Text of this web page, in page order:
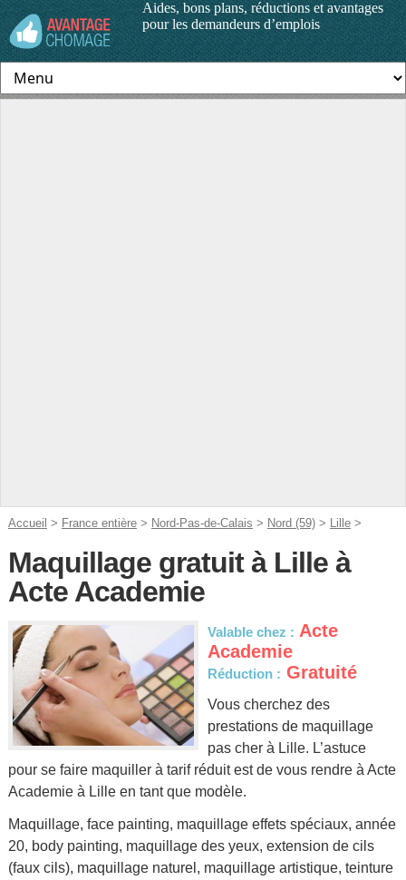
Aides, bons plans, réductions et avantages
pour les demandeurs d’emplois
Accueil > France entière> Nord-Pas-de-Calais > Nord (59)> Lille>
Maquillage gratuit à Lille à
Acte Academie
Valable chez : Acte
Academie
Réduction : Gratuité
Vous cherchez des
prestations de maquillage
pas cher à Lille. L’astuce
pour se faire maquiller à tarif réduit est de vous rendre à Acte
Academie à Lille en tant que modèle.
Maquillage, face painting, maquillage effets spéciaux, année
20, body painting, maquillage des yeux, extension de cils
(faux cils), maquillage naturel, maquillage artistique, teinture